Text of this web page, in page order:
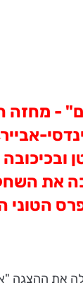
- מחזה
את
הטוני
את ההצגה